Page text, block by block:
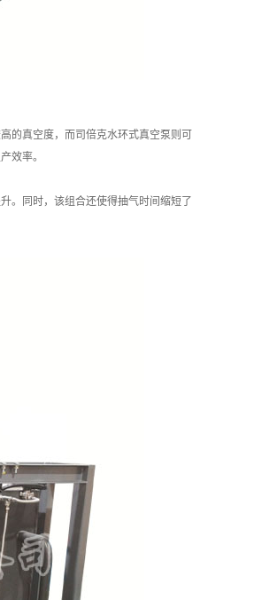
的真空度，而司倍克水环式真空泵则可
效率。
。同时，该组合还使得抽气时间缩短了